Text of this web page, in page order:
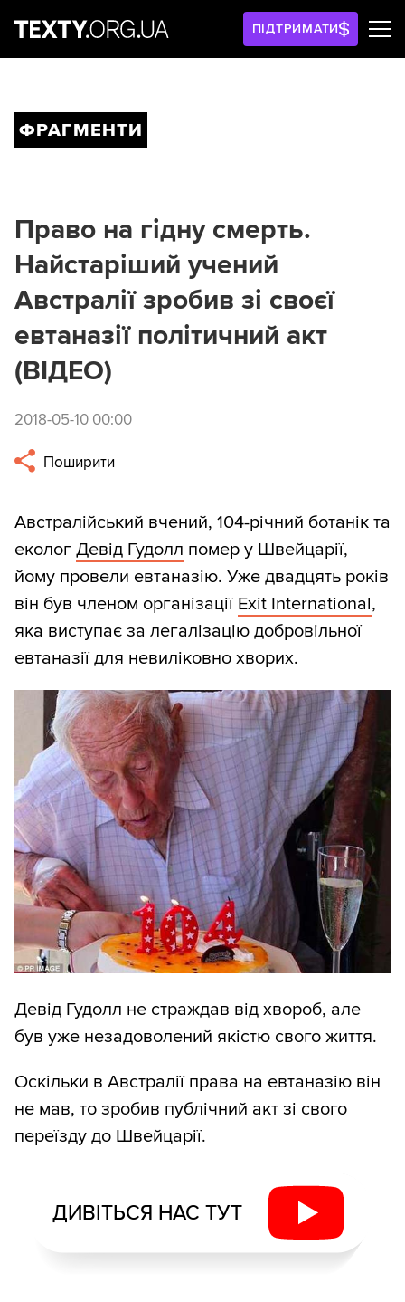
ПІДТРИМАТИ
ФРАГМЕНТИ
Право на гідну смерть.
Найстаріший учений
Австралії зробив зі своєї
евтаназії політичний акт
(ВІДЕО)
2018-05-10 00:00
Поширити
Австралійський вчений, 104-річний ботанік та
еколог Девід Гудолл помер у Швейцарії,
йому провели евтаназію. Уже двадцять років
він був членом організації Exit International,
яка виступає за легалізацію добровільної
евтаназії для невиліковно хворих.
Девід Гудолл не страждав від хвороб, але
був уже незадоволений якістю свого життя.
Оскільки в Австралії права на евтаназію він
не мав, то зробив публічний акт зі свого
переїзду до Швейцарії.
ДИВІТЬСЯ НАС ТУТ